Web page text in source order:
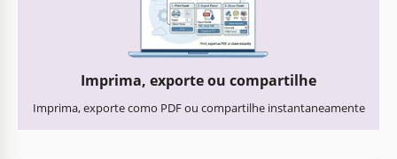
Imprima, exporte ou compartilhe
Imprima, exporte como PDF ou compartilhe instantaneamente